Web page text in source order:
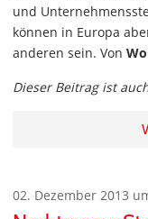
und
können in Europa
anderen sein. Von
Dieser Beitrag ist
02. Dezember 2013